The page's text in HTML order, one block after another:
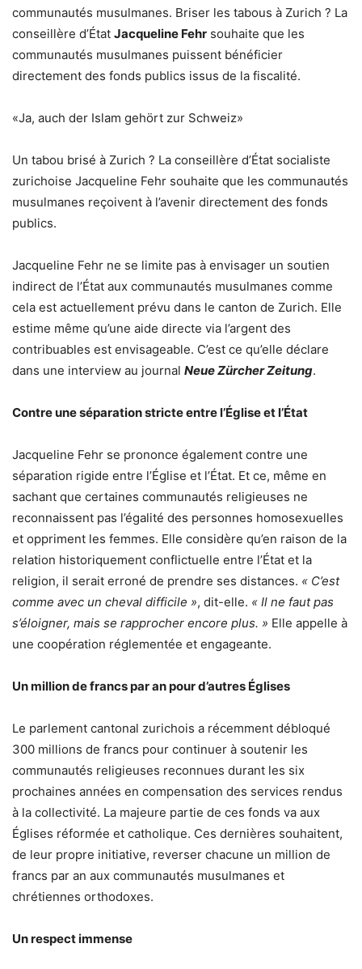
communautés musulmanes. Briser les tabous à Zurich ? La
conseillère d’État Jacqueline Fehr souhaite que les
communautés musulmanes puissent bénéficier
directement des fonds publics issus de la fiscalité.
«Ja, auch der Islam gehört zur Schweiz»
Un tabou brisé à Zurich ? La conseillère d’État socialiste
zurichoise Jacqueline Fehr souhaite que les communautés
musulmanes reçoivent à l’avenir directement des fonds
publics.
Jacqueline Fehr ne se limite pas à envisager un soutien
indirect de l’État aux communautés musulmanes comme
cela est actuellement prévu dans le canton de Zurich. Elle
estime même qu’une aide directe via l’argent des
contribuables est envisageable. C’est ce qu’elle déclare
dans une interview au journal Neue Zürcher Zeitung.
Contre une séparation stricte entre l’Église et l’État
Jacqueline Fehr se prononce également contre une
séparation rigide entre l’Église et l’État. Et ce, même en
sachant que certaines communautés religieuses ne
reconnaissent pas l’égalité des personnes homosexuelles
et oppriment les femmes. Elle considère qu’en raison de la
relation historiquement conflictuelle entre l’État et la
religion, il serait erroné de prendre ses distances. « C’est
comme avec un cheval difficile », dit-elle. « Il ne faut pas
s’éloigner, mais se rapprocher encore plus. » Elle appelle à
une coopération réglementée et engageante.
Un million de francs par an pour d’autres Églises
Le parlement cantonal zurichois a récemment débloqué
300 millions de francs pour continuer à soutenir les
communautés religieuses reconnues durant les six
prochaines années en compensation des services rendus
à la collectivité. La majeure partie de ces fonds va aux
Églises réformée et catholique. Ces dernières souhaitent,
de leur propre initiative, reverser chacune un million de
francs par an aux communautés musulmanes et
chrétiennes orthodoxes.
Un respect immense